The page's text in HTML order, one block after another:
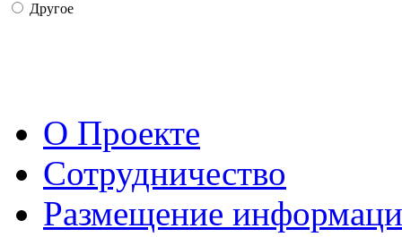
Другое
О Проекте
Сотрудничество
Размещение